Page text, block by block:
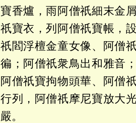
寶香爐，雨阿僧祇細末金
祇寶衣，列阿僧祇寶帳，
祇閻浮檀金童女像、阿僧
徧；阿僧祇衆鳥出和雅音
阿僧祇寶拘物頭華、阿僧
行列，阿僧祇摩尼寶放大
嚴。